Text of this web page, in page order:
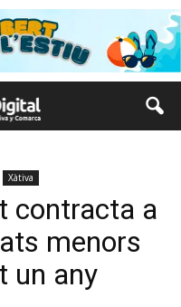
Xàtiva
contracta a
menors
un any